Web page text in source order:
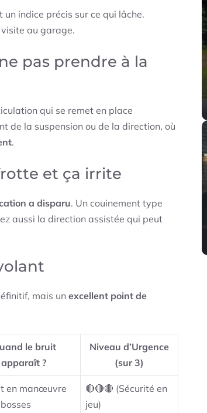
indice précis sur ce qui lâche.
au garage.
pas prendre à la
qui se remet en place
de la suspension ou de la direction, où
.
et ça irrite
a disparu. Un couinement type
aussi la direction assistée qui peut
mais un excellent point de
le bruit
apparaît ?
Niveau d’Urgence
(sur 3)
en manœuvre
🔴🔴🔴 (Sécurité en
jeu)